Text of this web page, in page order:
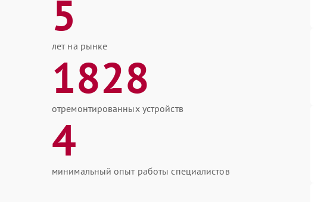
5
лет на рынке
1828
отремонтированных устройств
4
минимальный опыт работы специалистов